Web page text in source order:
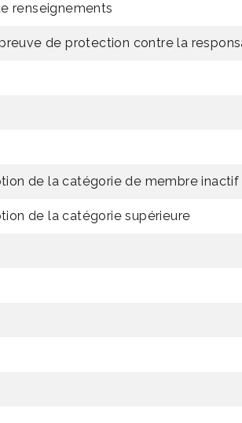
renseignements
de protection contre la
de la catégorie de membre inactif
de la catégorie supérieure